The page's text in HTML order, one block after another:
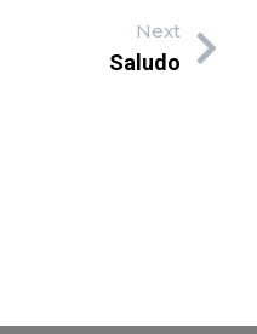
Next
Saludo